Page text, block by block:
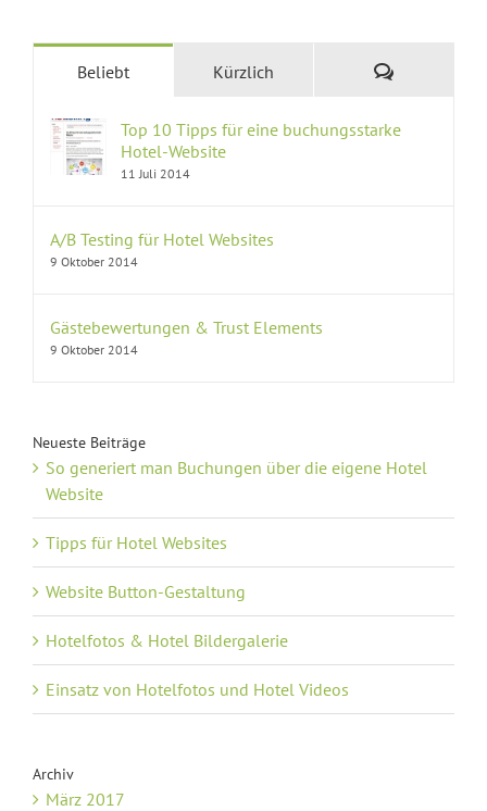
Beliebt Kürzlich Kommentare
Top 10 Tipps für eine buchungsstarke
Hotel-Website
11 Juli 2014
A/B Testing für Hotel Websites
9 Oktober 2014
Gästebewertungen & Trust Elements
9 Oktober 2014
Neueste Beiträge
So generiert man Buchungen über die eigene Hotel
Website
Tipps für Hotel Websites
Website Button-Gestaltung
Hotelfotos & Hotel Bildergalerie
Einsatz von Hotelfotos und Hotel Videos
Archiv
März 2017